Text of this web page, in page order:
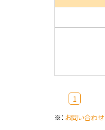
1
※： お問い合わせ